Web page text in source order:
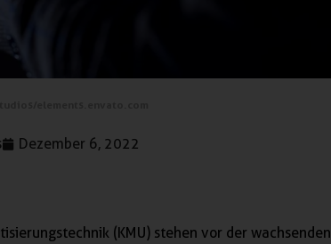
Dezember 6, 2022
(KMU) stehen vor der wachsenden